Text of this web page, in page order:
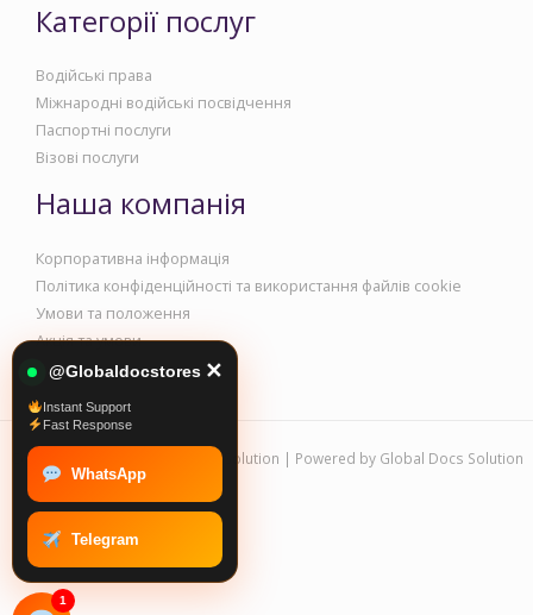
Категорії послуг
Водійські права
Міжнародні водійські посвідчення
Паспортні послуги
Візові послуги
Наша компанія
Корпоративна інформація
Політика конфіденційності та використання файлів cookie
Умови та положення
Акція та умови
Copyright © 2026 Global Docs Solution | Powered by Global Docs Solution
@Globaldocstores ✕
Instant Support
Fast Response
WhatsApp
Telegram
1